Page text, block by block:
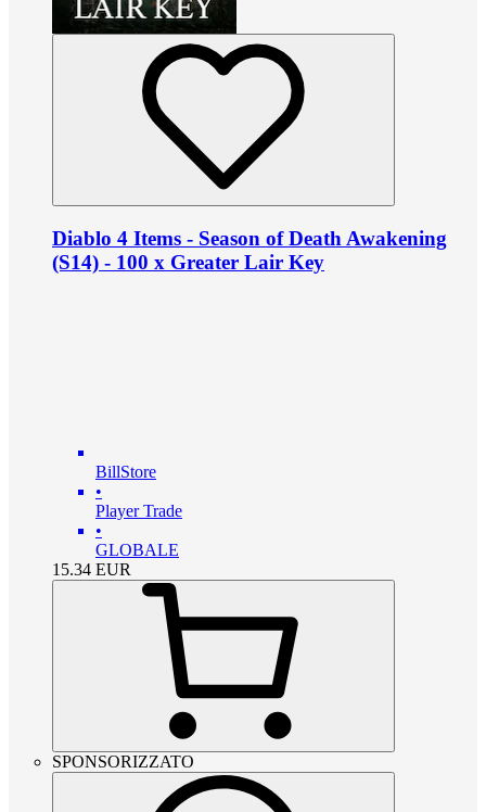
Diablo 4 Items - Season of Death Awakening
(S14) - 100 x Greater Lair Key
BillStore
•
Player Trade
•
GLOBALE
15.34 EUR
SPONSORIZZATO